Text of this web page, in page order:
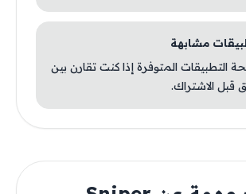
التطبيقات المتوفرة إذا كنت تقارن بين
قبل الاشتراك.